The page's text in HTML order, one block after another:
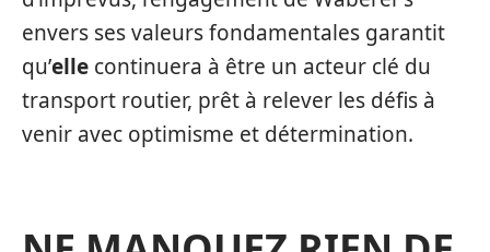
envers ses valeurs fondamentales garantit
qu’elle continuera à être un acteur clé du
transport routier, prêt à relever les défis à
venir avec optimisme et détermination.